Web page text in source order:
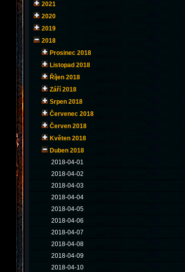
2021
2020
2019
2018
Prosinec 2018
Listopad 2018
Říjen 2018
Září 2018
Srpen 2018
Červenec 2018
Červen 2018
Květen 2018
Duben 2018
2018-04-01
2018-04-02
2018-04-03
2018-04-04
2018-04-05
2018-04-06
2018-04-07
2018-04-08
2018-04-09
2018-04-10